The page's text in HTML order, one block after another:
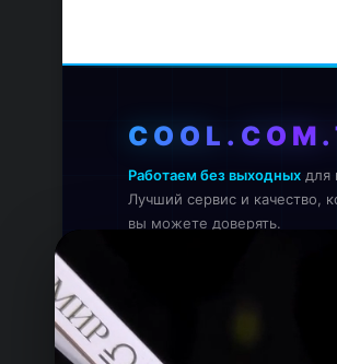
Работаем без выходных для
Лучший сервис и качество,
вы можете доверять.